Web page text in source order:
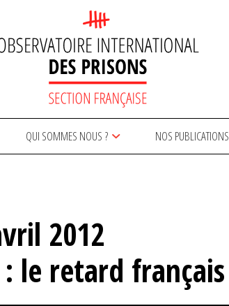
QUI SOMMES NOUS ? NOS PUBLICATIONS
2012
le retard français